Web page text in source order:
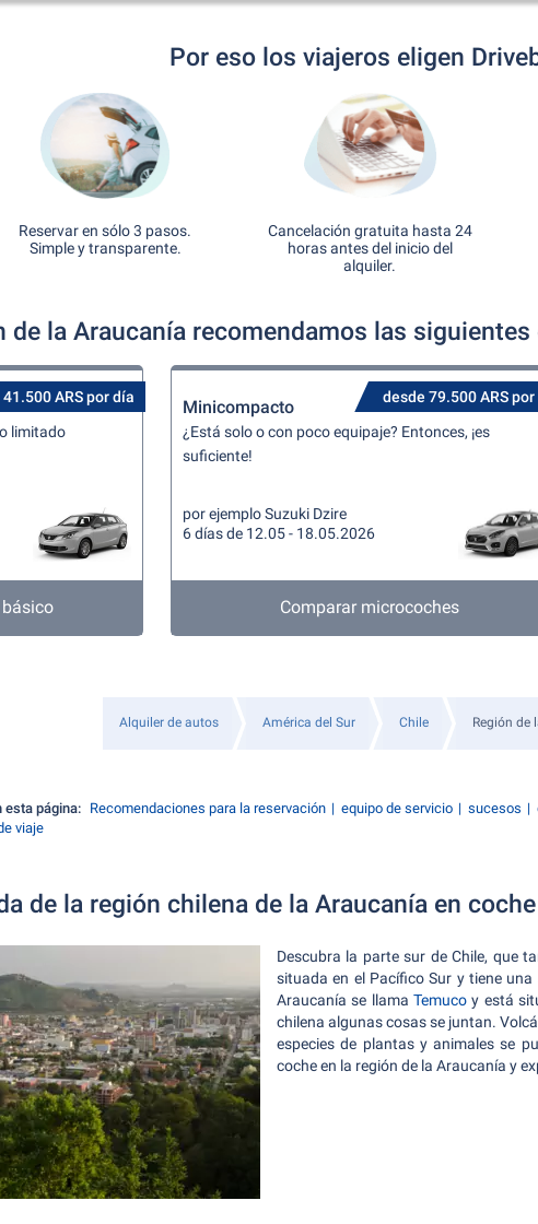
Por eso los viajeros eligen
Reservar en sólo 3 pasos.
Simple y transparente.
Cancelación gratuita hasta 24
horas antes del inicio del
alquiler.
de la Araucanía recomendamos las
ARS por día
limitado
desde 79.500 ARS por
Minicompacto
¿Está solo o con poco equipaje? Entonces, ¡es
suficiente!
por ejemplo Suzuki Dzire
6 días de 12.05 - 18.05.2026
Comparar microcoches
Alquiler de autos América del Sur Chile Región de
esta página: Recomendaciones para la reservación equipo de servicio sucesos
viaje
de la región chilena de la Araucanía en
Descubra la parte sur de Chile, que
situada en el Pacífico Sur y tiene
Araucanía se llama Temucoy está
chilena algunas cosas se juntan.
especies de plantas y animales se
coche en la región de la Araucanía y